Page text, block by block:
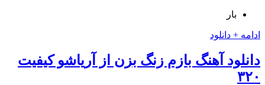
بار
ادامه + دانلود
دانلود آهنگ بازم زنگ بزن از آریاشو کیفیت
۳۲۰